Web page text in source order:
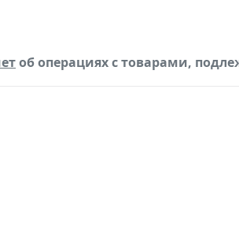
об операциях с товарами,